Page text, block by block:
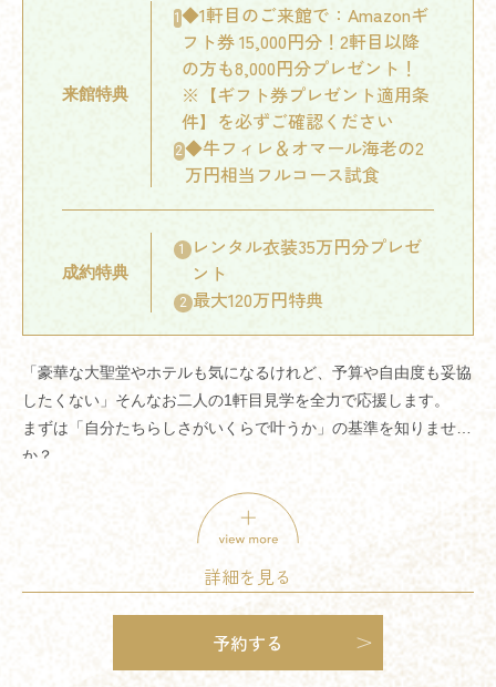
来館特典
1 ◆1軒目のご来館で：Amazonギ
フト券 15,000円分！2軒目以降
の方も8,000円分プレゼント！
※【ギフト券プレゼント適用条
件】を必ずご確認ください
2◆牛フィレ＆オマール海老の2
万円相当フルコース試食
成約特典
1
レンタル衣装35万円分プレゼ
ント
2 最大120万円特典
「豪華な大聖堂やホテルも気になるけれど、予算や自由度も妥協
したくない」そんなお二人の1軒目見学を全力で応援します。
まずは「自分たちらしさがいくらで叶うか」の基準を知りません
か？
らに、牛フィレ＆オマール海老の2万円相当フルコース試食で、
おもてなしの質も厳しくチェック。
賢い花嫁が選ぶ「後悔しない結婚式準備」は、ここから始まりま
す。
【ギフト券プレゼント適用条件】
■9時開始のフェアへのご参加：午前中指定のフェアへのご予約が
詳細を見る
予約する